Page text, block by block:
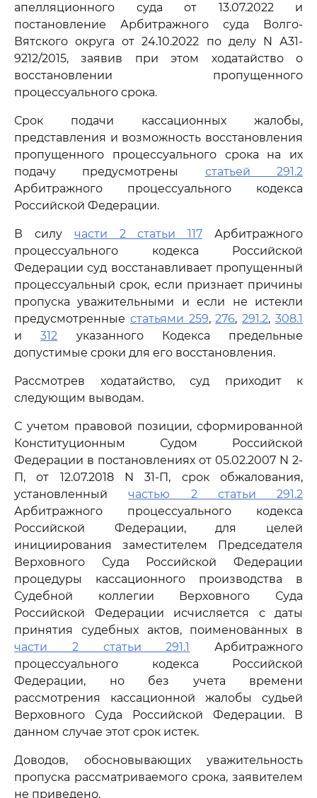
апелляционного суда от 13.07.2022 и
постановление Арбитражного суда Волго-
Вятского округа от 24.10.2022 по делу N А31-
9212/2015, заявив при этом ходатайство о
восстановлении пропущенного
процессуального срока.
Срок подачи кассационных жалобы,
представления и возможность восстановления
пропущенного процессуального срока на их
подачу предусмотрены статьей 291.2
Арбитражного процессуального кодекса
Российской Федерации.
В силу части 2 статьи 117 Арбитражного
процессуального кодекса Российской
Федерации суд восстанавливает пропущенный
процессуальный срок, если признает причины
пропуска уважительными и если не истекли
предусмотренные статьями 259,276,291.2,308.1
и312 указанного Кодекса предельные
допустимые сроки для его восстановления.
Рассмотрев ходатайство, суд приходит к
следующим выводам.
С учетом правовой позиции, сформированной
Конституционным Судом Российской
Федерации в постановлениях от 05.02.2007 N 2-
П, от 12.07.2018 N 31-П, срок обжалования,
установленныйчастью 2 статьи 291.2
Арбитражного процессуального кодекса
Российской Федерации, для целей
инициирования заместителем Председателя
Верховного Суда Российской Федерации
процедуры кассационного производства в
Судебной коллегии Верховного Суда
Российской Федерации исчисляется с даты
принятия судебных актов, поименованных в
части 2 статьи 291.1
Арбитражного
процессуального кодекса Российской
Федерации, но без учета времени
рассмотрения кассационной жалобы судьей
Верховного Суда Российской Федерации. В
данном случае этот срок истек.
Доводов, обосновывающих уважительность
пропуска рассматриваемого срока, заявителем
не приведено.